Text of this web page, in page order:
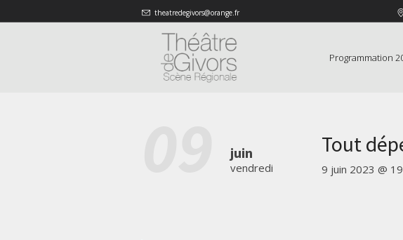
theatredegivors@orange.fr
Programmation
juin
vendredi
Tout
9 juin 2023 @